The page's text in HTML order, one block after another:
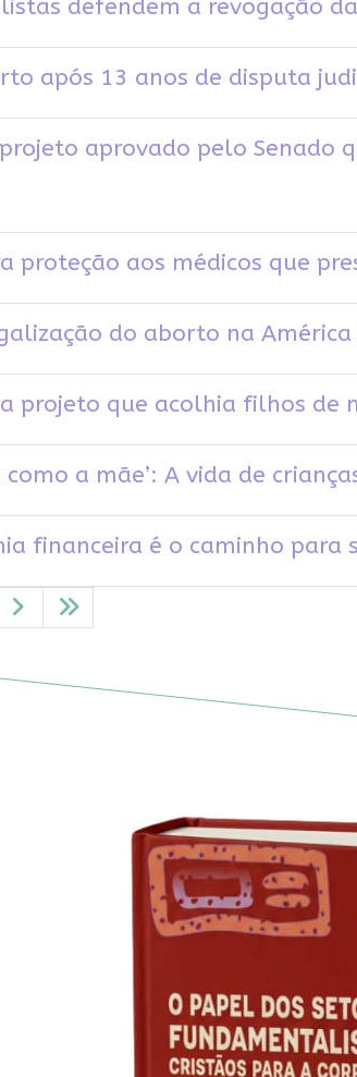
defendem a revogação
após 13 anos de disputa
aprovado pelo
proteção aos médicos que
do aborto na
projeto que acolhia filhos de
como a mãe’: A vida de
financeira é o caminho para